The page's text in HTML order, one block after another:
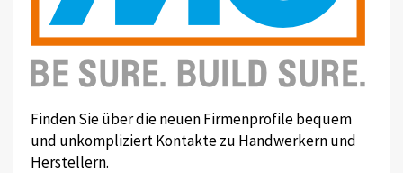
Finden Sie über die neuen Firmenprofile bequem
und unkompliziert Kontakte zu Handwerkern und
Herstellern.